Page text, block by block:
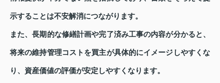
示することは不安解消につながります。
また、長期的な修繕計画や完了済み工事の内容が分かると、
将来の維持管理コストを買主が具体的にイメージしやすくな
り、資産価値の評価が安定しやすくなります。